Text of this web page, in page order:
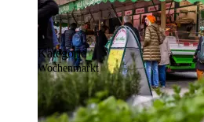
Kategorie
Wochenmarkt